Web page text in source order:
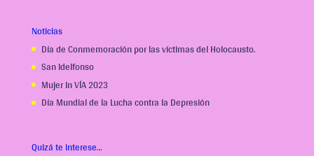
Noticias
Día de Conmemoración por las víctimas del Holocausto.
San Idelfonso
Mujer In VÍA 2023
Día Mundial de la Lucha contra la Depresión
Quizá te interese…